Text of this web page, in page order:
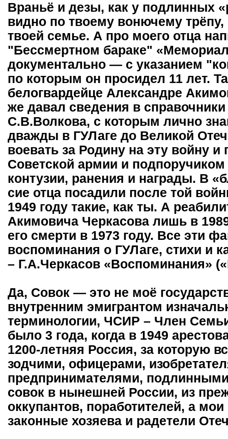
Враньё и дезы, как у подлинных
видно по твоему вонючему
твоей семье. А про моего отца
"Бессмертном бараке"
документально — с указанием
по которым он просидел 11 лет.
белогвардейце Александре
же давал сведения в
С.В.Волкова, с которым лично
дважды в ГУЛаге до Великой
воевать за Родину на эту войну
Советской армии и
контузии, ранения и награды. В
сие отца посадили после той
1949 году такие, как ты. А
Акимовича Черкасова лишь в
его смерти в 1973 году. Все эти
воспоминания о ГУЛаге, стихи и
– Г.А.Черкасов «Воспоминания»
Да, Совок — это не моё
внутренним эмигрантом
терминологии, ЧСИР – Член
было 3 года, когда в 1949
1200-летняя Россия, за которую
зодчими, офицерами,
предпринимателями,
совок в нынешней России, из
оккупантов, поработителей, а
законные хозяева и радетели